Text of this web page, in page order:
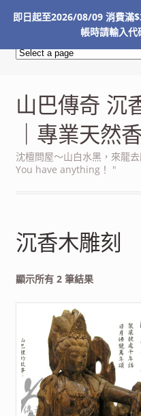
山巴傳奇 沉
｜專業天然
沈檀問屋～山白水黑，來龍
You have anything！ "
沉香木雕刻
顯示所有 2 筆結果依
排
序
即日起至2026/08/09 消費滿
帳時請輸入